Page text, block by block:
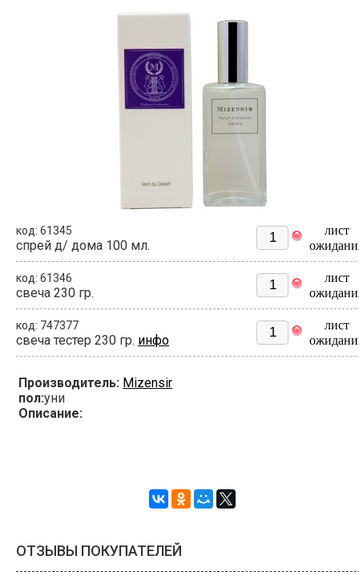
код: 61345
спрей д/ дома 100 мл.
лист
код: 61346
свеча 230 гр.
лист
код: 747377
свеча тестер 230 гр. инфо
лист
Производитель: Mizensir
пол:уни
Описание:
ОТЗЫВЫ ПОКУПАТЕЛЕЙ